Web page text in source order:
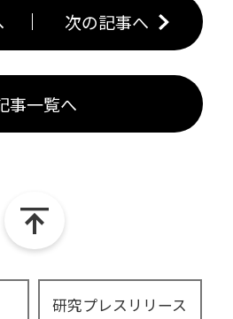
次の記事へ
事一覧へ
研究プレスリリース